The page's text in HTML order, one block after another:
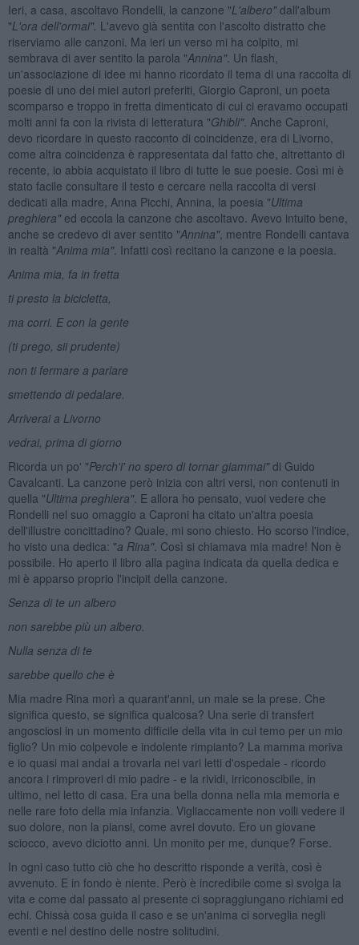
Ieri, a casa, ascoltavo Rondelli, la canzone "L'albero"dall'album
"L'ora dell'ormai". L'avevo già sentita con l'ascolto distratto che
riserviamo alle canzoni. Ma ieri un verso mi ha colpito, mi
sembrava di aver sentito la parola "Annina". Un flash,
un'associazione di idee mi hanno ricordato il tema di una raccolta di
poesie di uno dei miei autori preferiti, Giorgio Caproni, un poeta
scomparso e troppo in fretta dimenticato di cui ci eravamo occupati
molti anni fa con la rivista di letteratura "Ghibli". Anche Caproni,
devo ricordare in questo racconto di coincidenze, era di Livorno,
come altra coincidenza è rappresentata dal fatto che, altrettanto di
recente, io abbia acquistato il libro di tutte le sue poesie. Così mi è
stato facile consultare il testo e cercare nella raccolta di versi
dedicati alla madre, Anna Picchi, Annina, la poesia "Ultima
preghiera"ed eccola la canzone che ascoltavo. Avevo intuito bene,
anche se credevo di aver sentito "Annina", mentre Rondelli cantava
in realtà "Anima mia". Infatti così recitano la canzone e la poesia.
Anima mia, fa in fretta
ti presto la bicicletta,
ma corri. E con la gente
(ti prego, sii prudente)
non ti fermare a parlare
smettendo di pedalare.
Arriverai a Livorno
vedrai, prima di giorno
Ricorda un po' "Perch'i' no spero di tornar giammai"di Guido
Cavalcanti. La canzone però inizia con altri versi, non contenuti in
quella "Ultima preghiera". E allora ho pensato, vuoi vedere che
Rondelli nel suo omaggio a Caproni ha citato un'altra poesia
dell'illustre concittadino? Quale, mi sono chiesto. Ho scorso l'indice,
ho visto una dedica: "a Rina". Così si chiamava mia madre! Non è
possibile. Ho aperto il libro alla pagina indicata da quella dedica e
mi è apparso proprio l'incipit della canzone.
Senza di te un albero
non sarebbe più un albero.
Nulla senza di te
sarebbe quello che è
Mia madre Rina morì a quarant'anni, un male se la prese. Che
significa questo, se significa qualcosa? Una serie di transfert
angosciosi in un momento difficile della vita in cui temo per un mio
figlio? Un mio colpevole e indolente rimpianto? La mamma moriva
e io quasi mai andai a trovarla nei vari letti d'ospedale - ricordo
ancora i rimproveri di mio padre - e la rividi, irriconoscibile, in
ultimo, nel letto di casa. Era una bella donna nella mia memoria e
nelle rare foto della mia infanzia. Vigliaccamente non volli vedere il
suo dolore, non la piansi, come avrei dovuto. Ero un giovane
sciocco, avevo diciotto anni. Un monito per me, dunque? Forse.
In ogni caso tutto ciò che ho descritto risponde a verità, così è
avvenuto. E in fondo è niente. Però è incredibile come si svolga la
vita e come dal passato al presente ci sopraggiungano richiami ed
echi. Chissà cosa guida il caso e se un'anima ci sorveglia negli
eventi e nel destino delle nostre solitudini.